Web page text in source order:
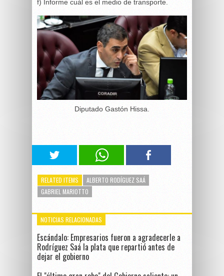
f) Informe cuál es el medio de transporte.
Diputado Gastón Hissa.
RELATED ITEMS
ALBERTO RODÍGUEZ SAÁ
GABRIEL MARIOTTO
NOTICIAS RELACIONADAS
Escándalo: Empresarios fueron a agradecerle a
Rodríguez Saá la plata que repartió antes de
dejar el gobierno